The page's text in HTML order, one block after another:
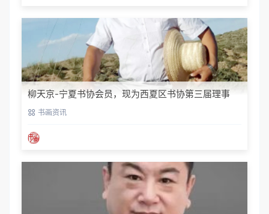
柳天京-宁夏书协会员，现为西夏区书协第三届理事
书画资讯